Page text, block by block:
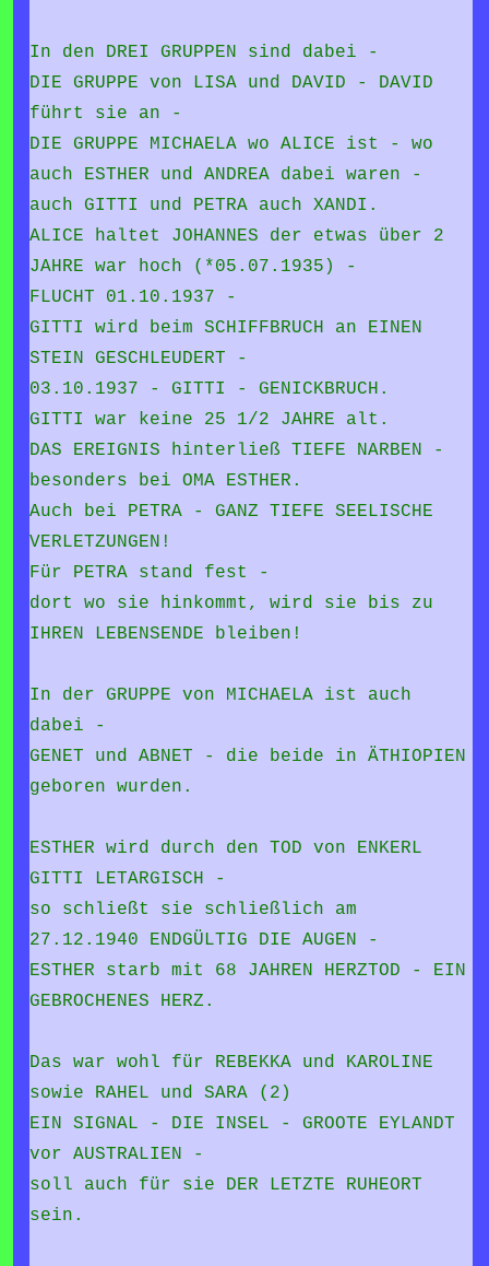
In den DREI GRUPPEN sind dabei -
DIE GRUPPE von LISA und DAVID - DAVID
führt sie an -
DIE GRUPPE MICHAELA wo ALICE ist - wo
auch ESTHER und ANDREA dabei waren -
auch GITTI und PETRA auch XANDI.
ALICE haltet JOHANNES der etwas über 2
JAHRE war hoch (*05.07.1935) -
FLUCHT 01.10.1937 -
GITTI wird beim SCHIFFBRUCH an EINEN
STEIN GESCHLEUDERT -
03.10.1937 - GITTI - GENICKBRUCH.
GITTI war keine 25 1/2 JAHRE alt.
DAS EREIGNIS hinterließ TIEFE NARBEN -
besonders bei OMA ESTHER.
Auch bei PETRA - GANZ TIEFE SEELISCHE
VERLETZUNGEN!
Für PETRA stand fest -
dort wo sie hinkommt, wird sie bis zu
IHREN LEBENSENDE bleiben!
In der GRUPPE von MICHAELA ist auch
dabei -
GENET und ABNET - die beide in ÄTHIOPIEN
geboren wurden.
ESTHER wird durch den TOD von ENKERL
GITTI LETARGISCH -
so schließt sie schließlich am
27.12.1940 ENDGÜLTIG DIE AUGEN -
ESTHER starb mit 68 JAHREN HERZTOD - EIN
GEBROCHENES HERZ.
Das war wohl für REBEKKA und KAROLINE
sowie RAHEL und SARA (2)
EIN SIGNAL - DIE INSEL - GROOTE EYLANDT
vor AUSTRALIEN -
soll auch für sie DER LETZTE RUHEORT
sein.